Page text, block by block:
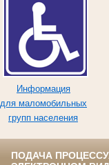
Информация
для маломобильных
групп населения
ПОДАЧА